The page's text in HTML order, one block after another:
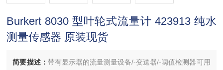
Burkert 8030 型叶轮式流量计 423913 纯水
测量传感器 原装现货
简要描述： 带有显示器的流量测量设备/-变送器/-阈值检测器可用